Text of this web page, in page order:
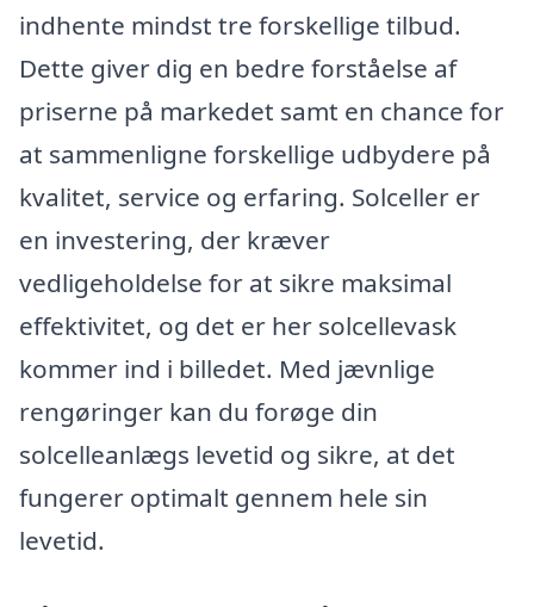
indhente mindst tre forskellige tilbud.
Dette giver dig en bedre forståelse af
priserne på markedet samt en chance for
at sammenligne forskellige udbydere på
kvalitet, service og erfaring. Solceller er
en investering, der kræver
vedligeholdelse for at sikre maksimal
effektivitet, og det er her solcellevask
kommer ind i billedet. Med jævnlige
rengøringer kan du forøge din
solcelleanlægs levetid og sikre, at det
fungerer optimalt gennem hele sin
levetid.